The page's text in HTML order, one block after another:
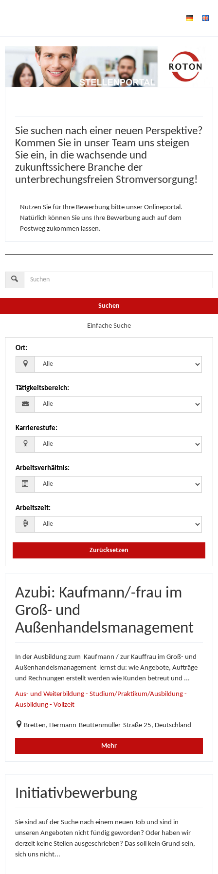
Sie suchen nach einer neuen Perspektive?
Kommen Sie in unser Team uns steigen
Sie ein, in die wachsende und
zukunftssichere Branche der
unterbrechungsfreien Stromversorgung!
Nutzen Sie für Ihre Bewerbung bitte unser Onlineportal.
Natürlich können Sie uns Ihre Bewerbung auch auf dem
Postweg zukommen lassen.
Suchen
Einfache Suche
Ort:
Tätigkeitsbereich:
Karrierestufe:
Arbeitsverhältnis:
Arbeitszeit:
Zurücksetzen
Azubi: Kaufmann/-frau im
Groß- und
Außenhandelsmanagement
In der Ausbildung zum Kaufmann / zur Kauffrau im Groß- und
Außenhandelsmanagement lernst du: wie Angebote, Aufträge
und Rechnungen erstellt werden wie Kunden betreut und ...
Aus- und Weiterbildung - Studium/Praktikum/Ausbildung -
Ausbildung - Vollzeit
Bretten, Hermann-Beuttenmüller-Straße 25, Deutschland
Mehr
Initiativbewerbung
Sie sind auf der Suche nach einem neuen Job und sind in
unseren Angeboten nicht fündig geworden? Oder haben wir
derzeit keine Stellen ausgeschrieben? Das soll kein Grund sein,
sich uns nicht...